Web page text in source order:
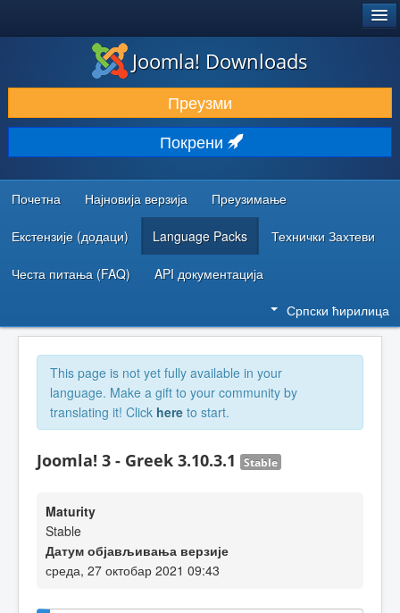
ПРЕУЗИМАЊЕ И ПРОШИРЕЊА (ЕКСТЕНЗИЈЕ)
ОТКРИЈТЕ И НАУЧИТЕ
ЗАЈЕДНИЦА И ПОДРШКА
РЕСУРСИ ЗА РАЗВОЈ
Joomla! Downloads
Преузми
Покрени
Почетна Најновија верзија Преузимање
Екстензије (додаци) Language Packs Технички Захтеви
Честа питања (FAQ) API документација
Српски ћирилица
This page is not yet fully available in your
language. Make a gift to your community by
translating it! Click here to start.
Joomla! 3 - Greek 3.10.3.1 Stable
Maturity
Stable
Датум објављивања верзије
среда, 27 октобар 2021 09:43